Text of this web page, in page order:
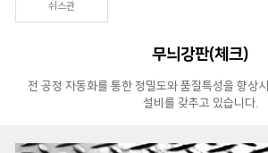
쉬스관
무늬강판(체크)
전 공정 자동화를 통한 정밀도와 품질특성을 향상
설비를 갖추고 있습니다.